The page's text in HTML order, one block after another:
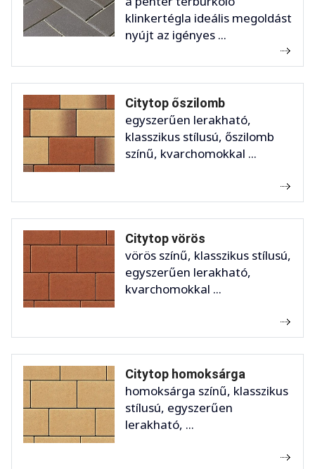
klinkertégla ideális megoldást
nyújt az igényes ...
Citytop őszilomb
egyszerűen lerakható,
klasszikus stílusú, őszilomb
színű, kvarchomokkal ...
Citytop vörös
vörös színű, klasszikus stílusú,
egyszerűen lerakható,
kvarchomokkal ...
Citytop homoksárga
homoksárga színű, klasszikus
stílusú, egyszerűen
lerakható, ...